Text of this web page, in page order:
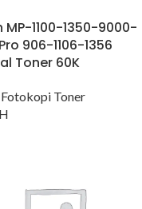
MP-1100-1350-9000-
906-1106-1356
Toner 60K
Toner